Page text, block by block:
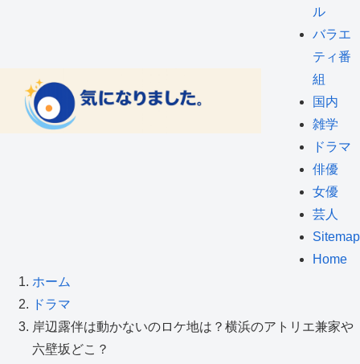
ル
バラエ
ティ番
組
国内
雑学
ドラマ
俳優
女優
芸人
Sitemap
Home
ホーム
ドラマ
岸辺露伴は動かないのロケ地は？横浜のアトリエ兼家や
六壁坂どこ？